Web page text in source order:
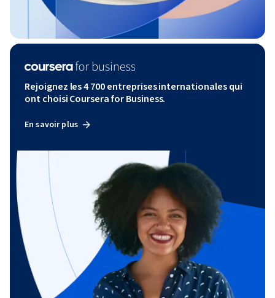
Rejoignez les 4 700 entreprises internationales qui
ont choisi Coursera for Business.
En savoir plus